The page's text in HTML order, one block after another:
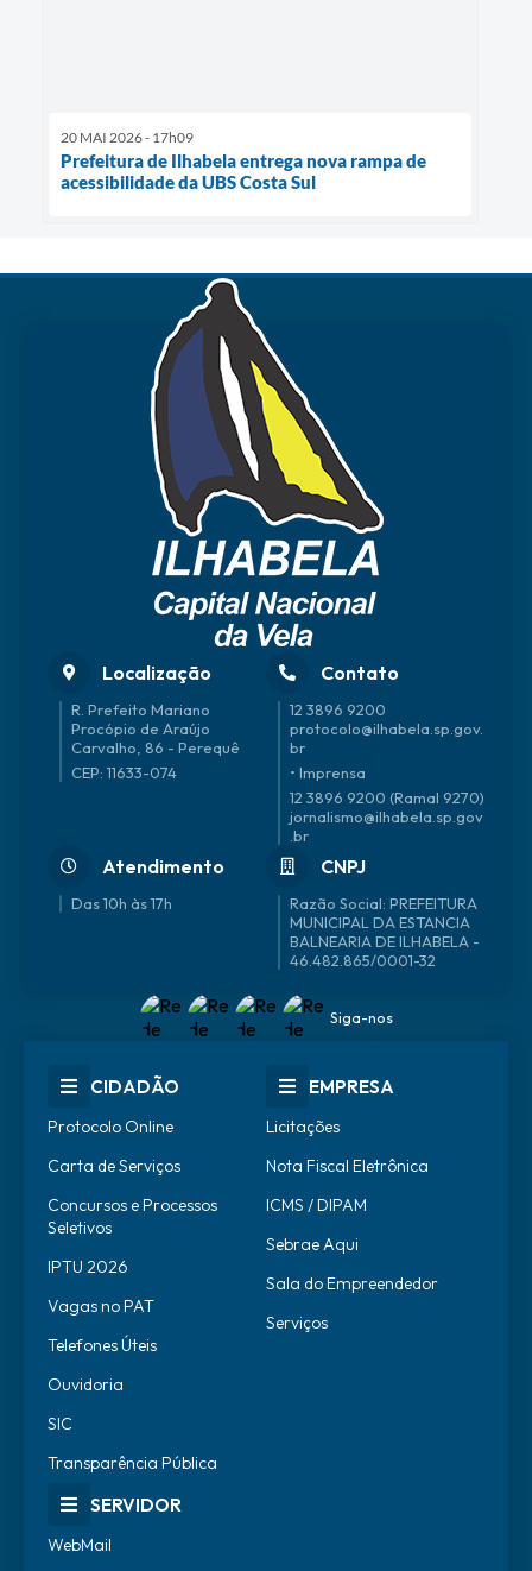
20 MAI 2026 - 17h09
Prefeitura de Ilhabela entrega nova rampa de
acessibilidade da UBS Costa Sul
Localização
R. Prefeito Mariano
Procópio de Araújo
Carvalho, 86 - Perequê
CEP: 11633-074
Contato
12 3896 9200
protocolo@ilhabela.sp.gov.
br
• Imprensa
12 3896 9200 (Ramal 9270)
jornalismo@ilhabela.sp.gov
.br
Atendimento
Das 10h às 17h
CNPJ
46.482.865/0001-32
Siga-nos
CIDADÃO
Protocolo Online
Carta de Serviços
Concursos e Processos
Seletivos
IPTU 2026
Vagas no PAT
Telefones Úteis
Ouvidoria
SIC
Transparência Pública
EMPRESA
Licitações
Nota Fiscal Eletrônica
ICMS / DIPAM
Sebrae Aqui
Sala do Empreendedor
Serviços
SERVIDOR
WebMail